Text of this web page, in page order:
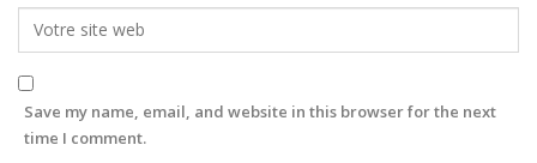
Save my name, email, and website in this browser for the next
time I comment.